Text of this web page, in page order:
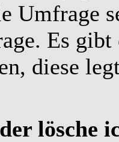
Es
diese
lösche